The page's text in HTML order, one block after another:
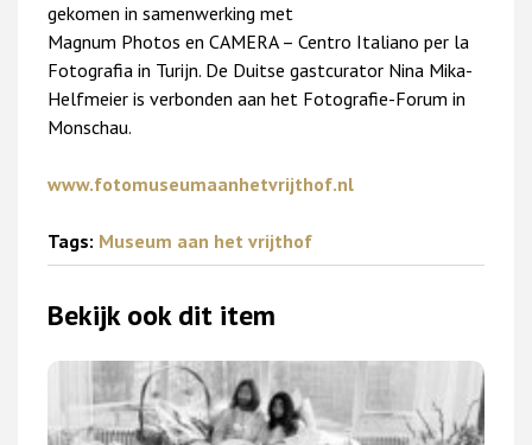
gekomen in samenwerking met
Magnum Photos en CAMERA – Centro Italiano per la
Fotografia in Turijn. De Duitse gastcurator Nina Mika-
Helfmeier is verbonden aan het Fotografie-Forum in
Monschau.
www.fotomuseumaanhetvrijthof.nl
Tags: Museum aan het vrijthof
Bekijk ook dit item